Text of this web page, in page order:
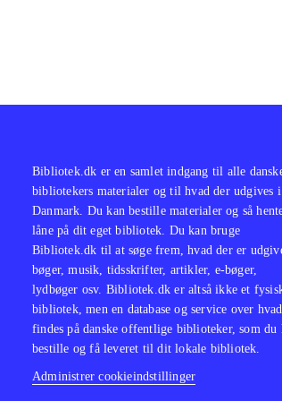
Bibliotek.dk er en samlet indgang til alle
bibliotekers materialer og til hvad der udgives i
Danmark. Du kan bestille materialer og så
låne på dit eget bibliotek. Du kan bruge
Bibliotek.dk til at søge frem, hvad der er
bøger, musik, tidsskrifter, artikler, e-bøger,
lydbøger osv. Bibliotek.dk er altså ikke et
bibliotek, men en database og service over
findes på danske offentlige biblioteker, som du
bestille og få leveret til dit lokale bibliotek.
Administrer cookieindstillinger